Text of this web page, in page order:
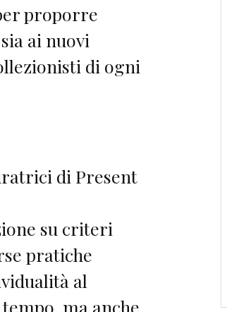
proporre
ai nuovi
di ogni
di Present
su criteri
pratiche
al
ma anche